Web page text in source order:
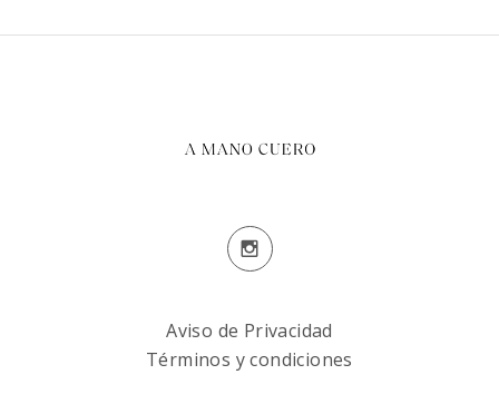
Aviso de Privacidad
Términos y condiciones